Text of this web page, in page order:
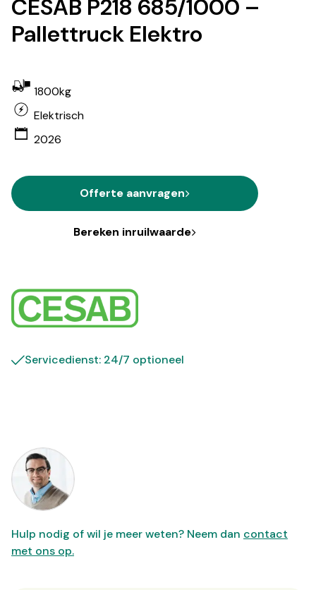
CESAB P218 685/1000 –
Pallettruck Elektro
1800kg
Elektrisch
2026
Offerte aanvragen
Bereken inruilwaarde
Servicedienst: 24/7 optioneel
Hulp nodig of wil je meer weten? Neem dan contact
met ons op.